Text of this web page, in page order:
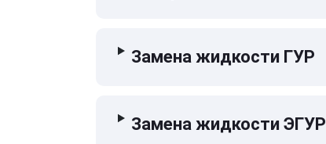
Замена жидкости ГУР
Замена жидкости ЭГУР